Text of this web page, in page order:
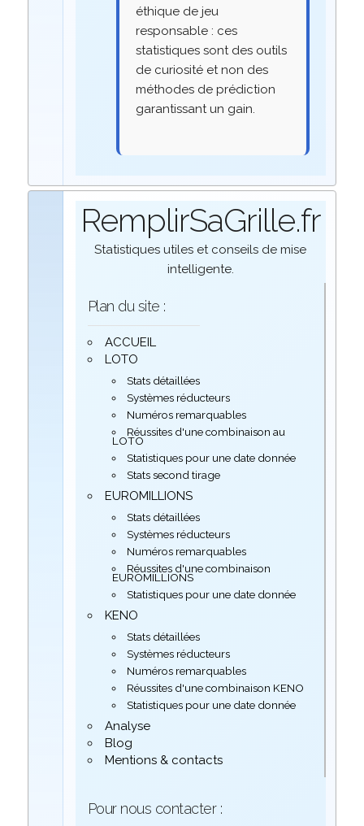
éthique de jeu
responsable : ces
statistiques sont des outils
de curiosité et non des
méthodes de prédiction
garantissant un gain.
RemplirSaGrille.fr
Statistiques utiles et conseils de mise
intelligente.
Plan du site :
ACCUEIL
LOTO
Stats détaillées
Systèmes réducteurs
Numéros remarquables
Réussites d'une combinaison au
LOTO
Statistiques pour une date donnée
Stats second tirage
EUROMILLIONS
Stats détaillées
Systèmes réducteurs
Numéros remarquables
Réussites d'une combinaison
EUROMILLIONS
Statistiques pour une date donnée
KENO
Stats détaillées
Systèmes réducteurs
Numéros remarquables
Réussites d'une combinaison KENO
Statistiques pour une date donnée
Analyse
Blog
Mentions & contacts
Pour nous contacter :